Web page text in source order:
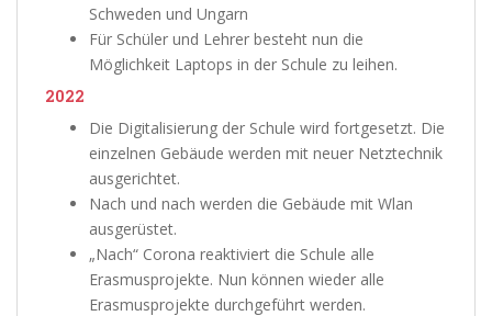
Schweden und Ungarn
Für Schüler und Lehrer besteht nun die
Möglichkeit Laptops in der Schule zu leihen.
2022
Die Digitalisierung der Schule wird fortgesetzt. Die
einzelnen Gebäude werden mit neuer Netztechnik
ausgerichtet.
Nach und nach werden die Gebäude mit Wlan
ausgerüstet.
„Nach“ Corona reaktiviert die Schule alle
Erasmusprojekte. Nun können wieder alle
Erasmusprojekte durchgeführt werden.